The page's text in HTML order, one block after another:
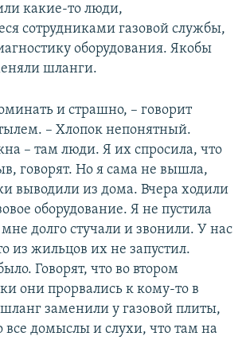
какие-то люди,
сотрудниками газовой службы,
оборудования. Якобы
шланги.
и страшно, – говорит
– Хлопок непонятный.
– там люди. Я их спросила, что
говорят. Но я сама не вышла,
выводили из дома. Вчера ходили
оборудование. Я не пустила
долго стучали и звонили. У нас
из жильцов их не запустил.
Говорят, что во втором
они прорвались к кому-то в
заменили у газовой плиты,
все домыслы и слухи, что там на